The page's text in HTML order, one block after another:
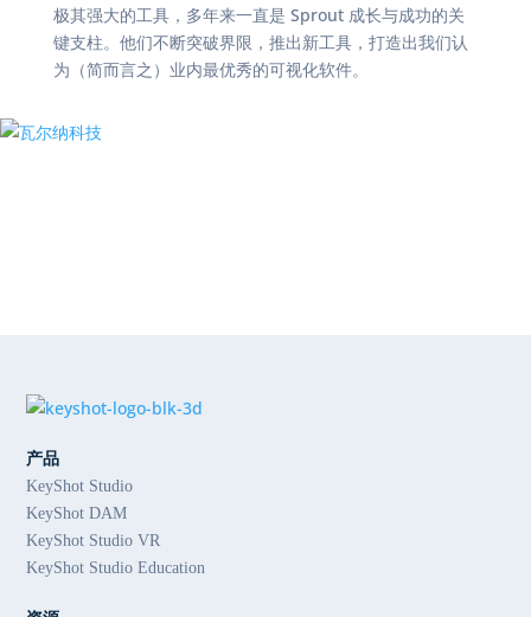
极其强大的工具，多年来一直是 Sprout 成长与成功的关
键支柱。他们不断突破界限，推出新工具，打造出我们认
为（简而言之）业内最优秀的可视化软件。
产品
KeyShot Studio
KeyShot DAM
KeyShot Studio VR
KeyShot Studio Education